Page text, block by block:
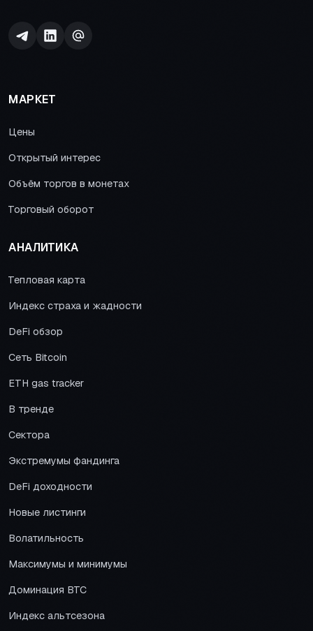
МАРКЕТ
Цены
Открытый интерес
Объём торгов в монетах
Торговый оборот
АНАЛИТИКА
Тепловая карта
Индекс страха и жадности
DeFi обзор
Сеть Bitcoin
ETH gas tracker
В тренде
Сектора
Экстремумы фандинга
DeFi доходности
Новые листинги
Волатильность
Максимумы и минимумы
Доминация BTC
Индекс альтсезона